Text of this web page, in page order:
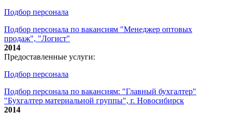
Подбор персонала
Подбор персонала по вакансиям "Менеджер оптовых
продаж", "Логист"
2014
Предоставленные услуги:
Подбор персонала
Подбор персонала по вакансиям: "Главный бухгалтер"
"Бухгалтер материальной группы", г. Новосибирск
2014